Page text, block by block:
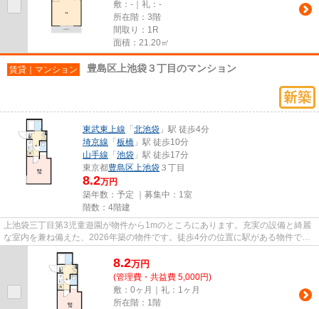
敷：-｜礼：-
所在階：3階
間取り：1R
面積：21.20㎡
賃貸｜マンション 豊島区上池袋３丁目のマンション
東武東上線 「 北池袋 」駅 徒歩4分
埼京線 「 板橋 」駅 徒歩10分
山手線 「 池袋 」駅 徒歩17分
東京都豊島区上池袋 ３丁目
8.2万円
築年数：予定 ｜募集中： 1室
階数：4階建
上池袋三丁目第3児童遊園が物件から1mのところにあります。充実の設備と綺麗
な室内を兼ね備えた、2026年築の物件です。徒歩4分の位置に駅がある物件で
8.2万円
(管理費・共益費 5,000円)
敷：0ヶ月｜礼：1ヶ月
所在階：1階